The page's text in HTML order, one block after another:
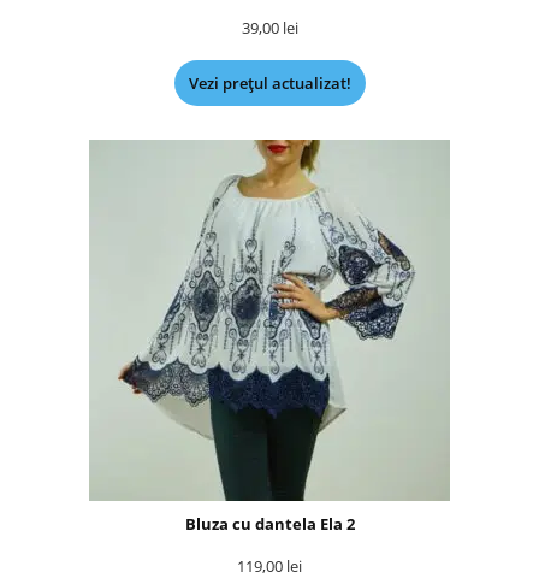
39,00 lei
Vezi prețul actualizat!
Bluza cu dantela Ela 2
119,00 lei